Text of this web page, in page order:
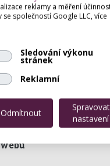
pracovního místa -
prostoru pro masáže
pronájem prostor na
mistnosti PEDIKÚRA/
na ŽL - Horních Měcholupy
prostor pro salon
prostory na poskytování
reklamy a měření
společností Google LLC, více
Sledování výkonu
stránek
Reklamní
Odmítnout
Spravovat
nastavení